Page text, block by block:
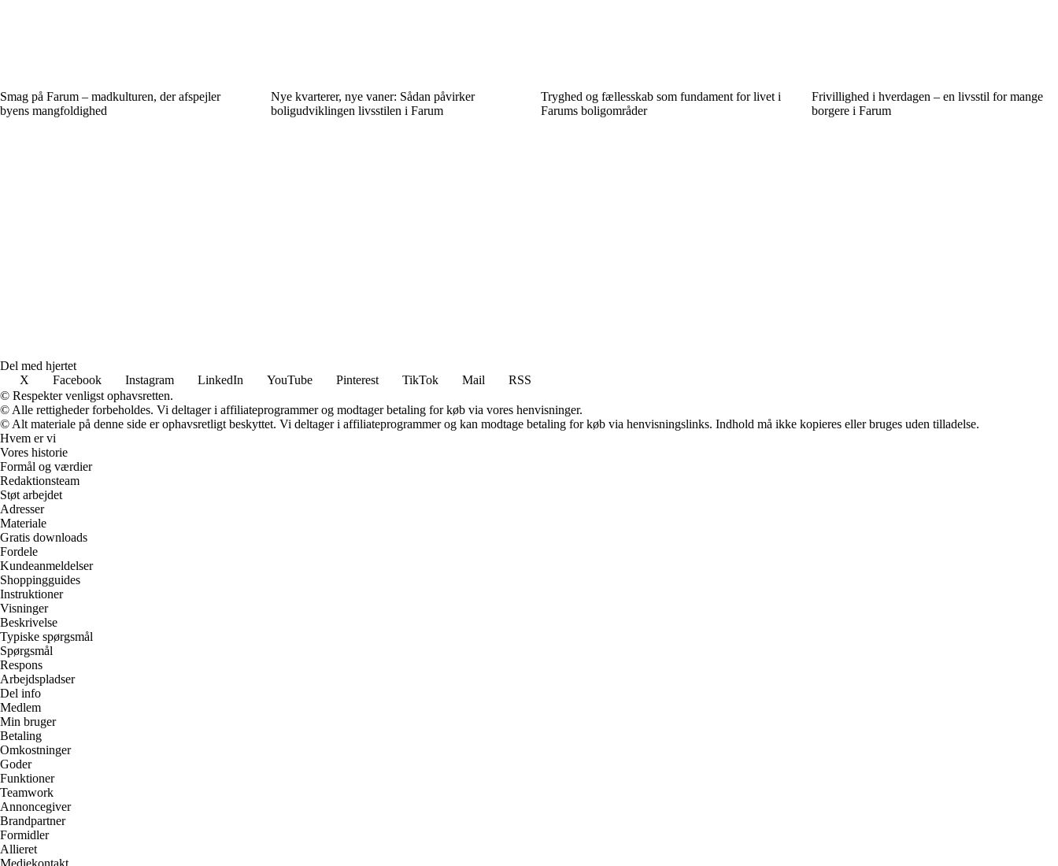
Smag på Farum – madkulturen, der afspejler
byens mangfoldighed
Nye kvarterer, nye vaner: Sådan påvirker
boligudviklingen livsstilen i Farum
Tryghed og fællesskab som fundament for livet i
Farums boligområder
Frivillighed i hverdagen – en livsstil for mange
borgere i Farum
Del med hjertet
X
Facebook Instagram LinkedIn YouTube Pinterest TikTok Mail
RSS
© Respekter venligst ophavsretten.
© Alle rettigheder forbeholdes. Vi deltager i affiliateprogrammer og modtager betaling for køb via vores henvisninger.
© Alt materiale på denne side er ophavsretligt beskyttet. Vi deltager i affiliateprogrammer og kan modtage betaling for køb via henvisningslinks. Indhold må ikke kopieres eller bruges uden tilladelse.
Hvem er vi
Vores historie
Formål og værdier
Redaktionsteam
Støt arbejdet
Adresser
Materiale
Gratis downloads
Fordele
Kundeanmeldelser
Shoppingguides
Instruktioner
Visninger
Beskrivelse
Typiske spørgsmål
Spørgsmål
Respons
Arbejdspladser
Del info
Medlem
Min bruger
Betaling
Omkostninger
Goder
Funktioner
Teamwork
Annoncegiver
Brandpartner
Formidler
Allieret
Mediekontakt